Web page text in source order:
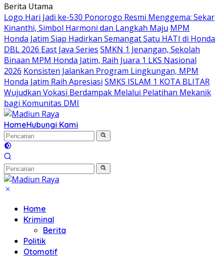
Langsung
ke
konten
Berita Utama
Logo Hari Jadi ke-530 Ponorogo Resmi Menggema: Sekar
Kinanthi, Simbol Harmoni dan Langkah Maju MPM
Honda Jatim Siap Hadirkan Semangat Satu HATI di Honda
DBL 2026 East Java Series SMKN 1 Jenangan, Sekolah
Binaan MPM Honda Jatim, Raih Juara 1 LKS Nasional
2026 Konsisten Jalankan Program Lingkungan, MPM
Honda Jatim Raih Apresiasi SMKS ISLAM 1 KOTA BLITAR
Wujudkan Vokasi Berdampak Melalui Pelatihan Mekanik
bagi Komunitas DMI
HomeHubungi Kami
Home
Kriminal
Berita
Politik
Otomotif